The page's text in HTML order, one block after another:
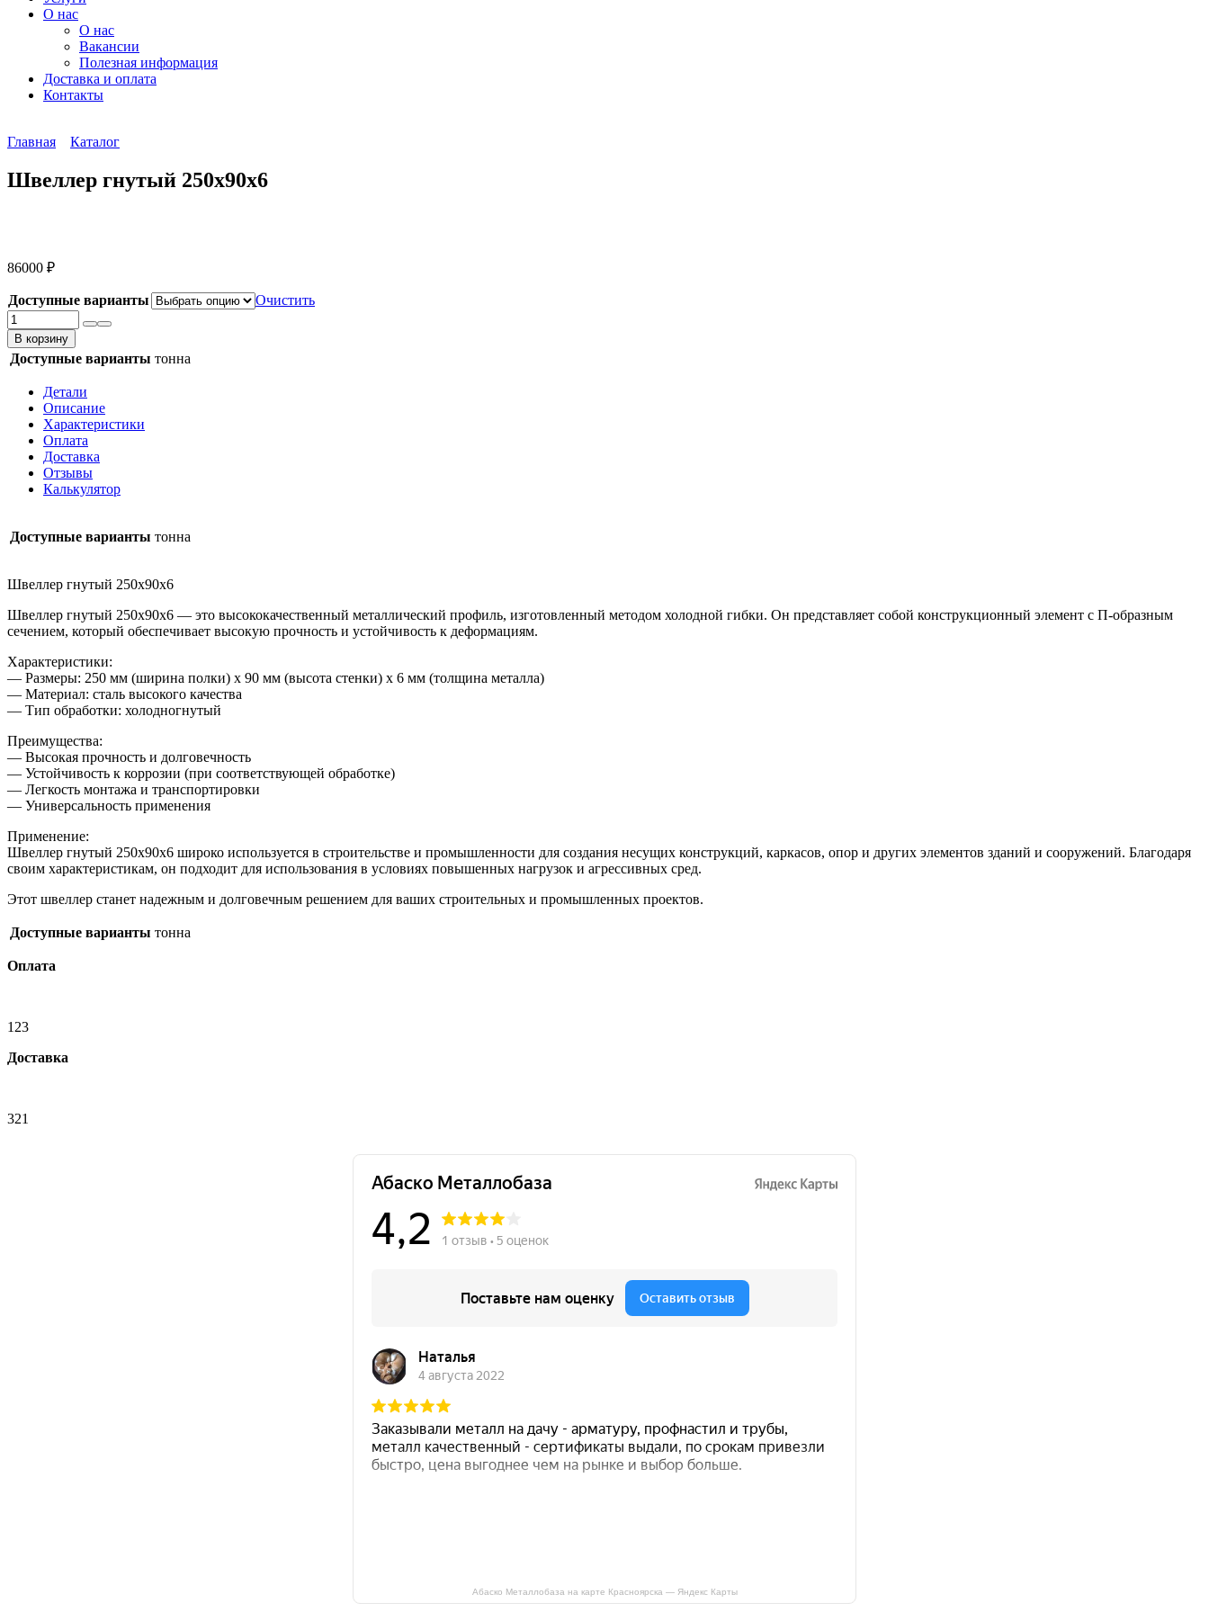
О нас
О нас
Вакансии
Полезная информация
Доставка и оплата
Контакты
Главная Каталог
Швеллер гнутый 250х90х6
86000 ₽
Доступные варианты
Очистить
Количество
товара
Швеллер
гнутый
В корзину
Доступные варианты тонна
Детали
Описание
Характеристики
Оплата
Доставка
Отзывы
Калькулятор
Доступные варианты тонна
Швеллер гнутый 250х90х6
Швеллер гнутый 250х90х6 — это высококачественный металлический профиль, изготовленный методом холодной гибки. Он представляет собой конструкционный элемент с П-образным
сечением, который обеспечивает высокую прочность и устойчивость к деформациям.
Характеристики:
— Размеры: 250 мм (ширина полки) x 90 мм (высота стенки) x 6 мм (толщина металла)
— Материал: сталь высокого качества
— Тип обработки: холодногнутый
Преимущества:
— Высокая прочность и долговечность
— Устойчивость к коррозии (при соответствующей обработке)
— Легкость монтажа и транспортировки
— Универсальность применения
Применение:
Швеллер гнутый 250х90х6 широко используется в строительстве и промышленности для создания несущих конструкций, каркасов, опор и других элементов зданий и сооружений. Благодаря
своим характеристикам, он подходит для использования в условиях повышенных нагрузок и агрессивных сред.
Этот швеллер станет надежным и долговечным решением для ваших строительных и промышленных проектов.
Доступные варианты тонна
Оплата
123
Доставка
321
Абаско Металлобаза на карте Красноярска — Яндекс Карты